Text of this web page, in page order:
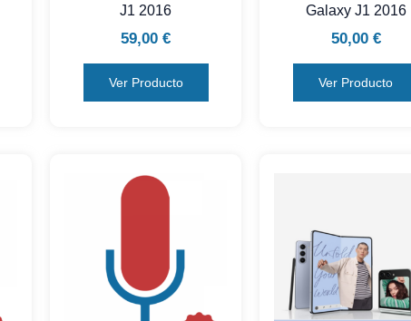
J1 2016
59,00€
Ver Producto
Galaxy J1 2016
50,00 €
Ver Producto